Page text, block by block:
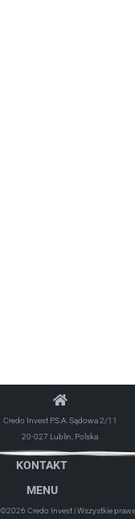
Credo Invest P.S.A. Sądowa 2/11
20-027 Lublin, Polska
KONTAKT
MENU
©2026 Credo Invest | Wszystkie